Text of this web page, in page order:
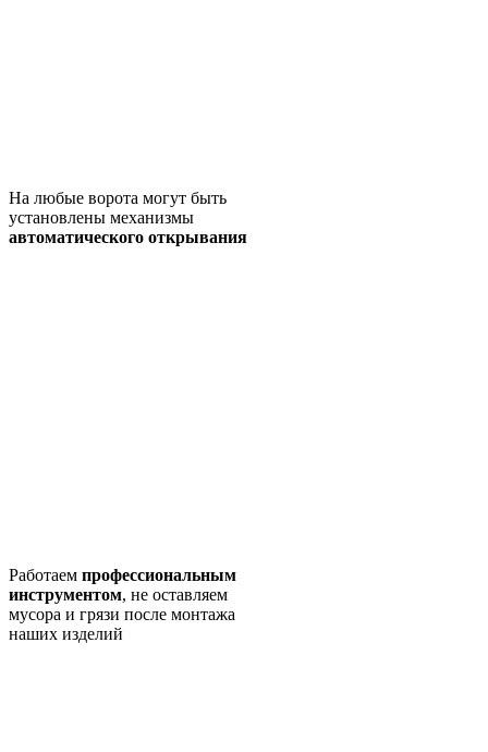
На любые ворота могут быть
установлены механизмы
автоматического открывания
Работаем профессиональным
инструментом, не оставляем
мусора и грязи после монтажа
наших изделий